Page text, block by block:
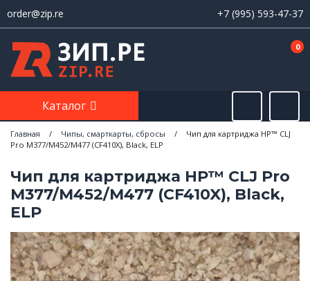
order@zip.re +7 (995) 593-47-37
0
Каталог
Главная / Чипы, смарткарты, сбросы /
Чип для картриджа HP™ CLJ
Pro M377/M452/M477 (CF410X), Black, ELP
Чип для картриджа HP™ CLJ Pro
M377/M452/M477 (CF410X), Black,
ELP